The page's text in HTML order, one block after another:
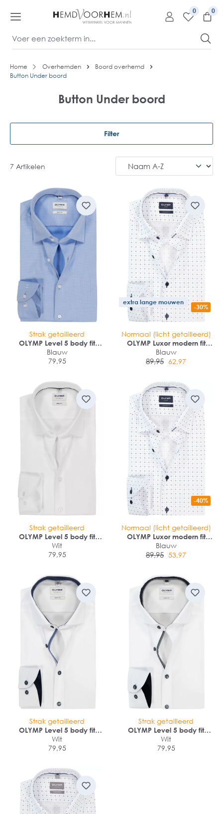
0
Home Overhemden
Boord overhemd
Button Under boord
Button Under boord
Filter
7 Artikelen
Strak getailleerd
OLYMP Level 5 body fit
overhemd
Blauw
79,95
extra lange mouwen
-30%
Normaal (licht getailleerd)
OLYMP Luxor modern fit
overhemd
Blauw
89,95 62,97
Strak getailleerd
OLYMP Level 5 body fit
overhemd
Wit
79,95
-40%
Normaal (licht getailleerd)
OLYMP Luxor modern fit
overhemd
Blauw
89,95 53,97
Strak getailleerd
OLYMP Level 5 body fit
overhemd
Wit
79,95
Strak getailleerd
OLYMP Level 5 body fit
overhemd
Wit
79,95